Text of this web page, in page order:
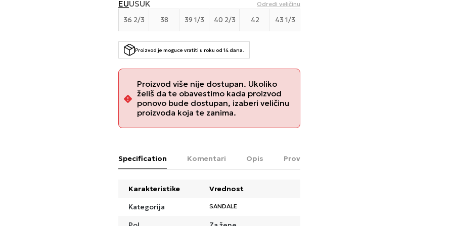
EUUSUK Odredi veličinu
36 2/3 38 39 1/3 40 2/3 42 43 1/3
Proizvod je moguce vratiti u roku od 14 dana.
Proizvod više nije dostupan. Ukoliko
želiš da te obavestimo kada proizvod
ponovo bude dostupan, izaberi veličinu
proizvoda koja te zanima.
Specification Komentari Opis Proveri dostupnost u radnjama
Karakteristike
Vrednost
Kategorija
SANDALE